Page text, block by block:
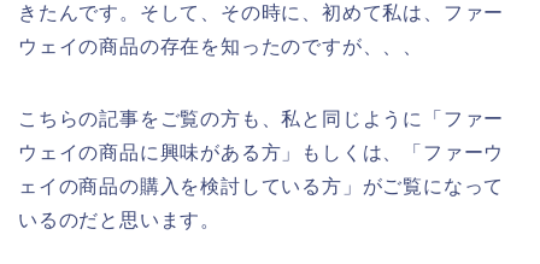
きたんです。そして、その時に、初めて私は、ファー
ウェイの商品の存在を知ったのですが、、、
こちらの記事をご覧の方も、私と同じように「ファー
ウェイの商品に興味がある方」もしくは、「ファーウ
ェイの商品の購入を検討している方」がご覧になって
いるのだと思います。